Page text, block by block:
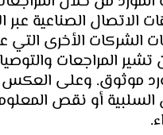
الاتصال الصناعية عبر
الشركات الأخرى التي
المراجعات
مورد موثوق. وعلى
السلبية أو نقص